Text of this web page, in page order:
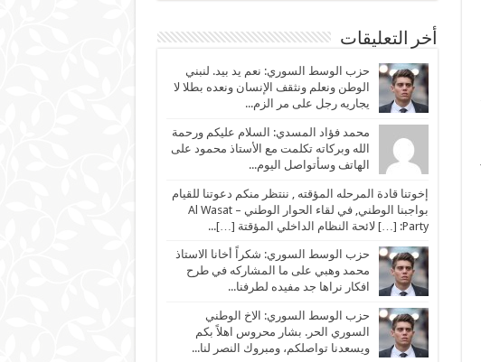
أخر التعليقات
حزب الوسط السوري: نعم يد بيد. لنبني
الوطن ونعلم ونثقف الإنسان ونعده بطلا لا
يجاريه رجل على مر الزم...
محمد فؤاد المسدي: السلام عليكم ورحمة
الله وبركاته تكلمت مع الأستاذ محمود على
الهاتف وسأتواصل اليوم...
إخوتنا قادة المرحله المؤقته , ننتظر منكم دعوتنا للقيام
بواجبنا الوطني, في لقاء الحوار الوطني – Al Wasat
Party: […] لائحة النظام الداخلي المؤقتة […]...
حزب الوسط السوري: شكراً أخانا الاستاذ
محمد وهبي على ما المشاركه في طرح
افكار نراها جد مفيده لطرفنا...
حزب الوسط السوري: الاخ الوطني
السوري الحر. بشار محروس اهلاً بكم
ويسعدنا تواصلكم، ومبروك النصر لنا...